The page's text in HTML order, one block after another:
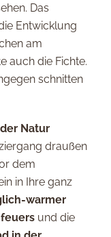
Das
Entwicklung
am
auch die Fichte.
schnitten
der Natur
draußen
dem
in Ihre ganz
warmer
und die